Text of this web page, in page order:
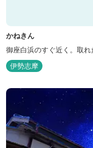
かねきん
御座白浜のすぐ近く。取れ
伊勢志摩